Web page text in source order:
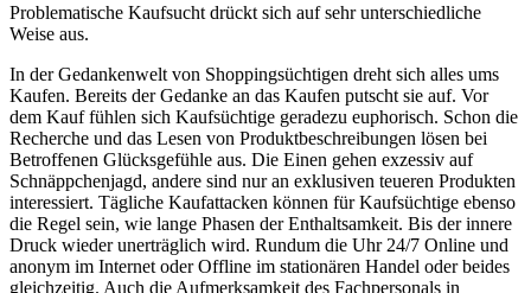
Problematische Kaufsucht drückt sich auf sehr unterschiedliche
Weise aus.
In der Gedankenwelt von Shoppingsüchtigen dreht sich alles ums
Kaufen. Bereits der Gedanke an das Kaufen putscht sie auf. Vor
dem Kauf fühlen sich Kaufsüchtige geradezu euphorisch. Schon die
Recherche und das Lesen von Produktbeschreibungen lösen bei
Betroffenen Glücksgefühle aus. Die Einen gehen exzessiv auf
Schnäppchenjagd, andere sind nur an exklusiven teueren Produkten
interessiert. Tägliche Kaufattacken können für Kaufsüchtige ebenso
die Regel sein, wie lange Phasen der Enthaltsamkeit. Bis der innere
Druck wieder unerträglich wird. Rundum die Uhr 24/7 Online und
anonym im Internet oder Offline im stationären Handel oder beides
gleichzeitig. Auch die Aufmerksamkeit des Fachpersonals in